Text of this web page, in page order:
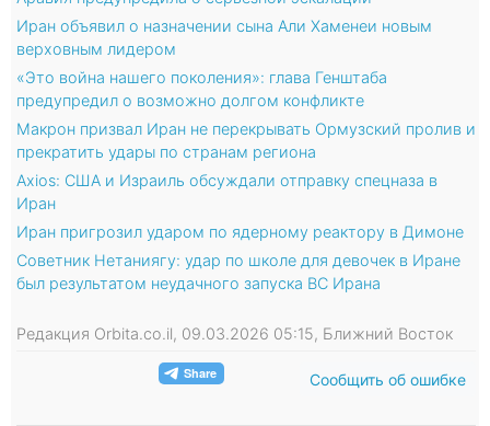
Иран объявил о назначении сына Али Хаменеи новым
верховным лидером
«Это война нашего поколения»: глава Генштаба
предупредил о возможно долгом конфликте
Макрон призвал Иран не перекрывать Ормузский пролив и
прекратить удары по странам региона
Axios: США и Израиль обсуждали отправку спецназа в
Иран
Иран пригрозил ударом по ядерному реактору в Димоне
Советник Нетаниягу: удар по школе для девочек в Иране
был результатом неудачного запуска ВС Ирана
Редакция Orbita.co.il, 09.03.2026 05:15, Ближний Восток
Сообщить об ошибке